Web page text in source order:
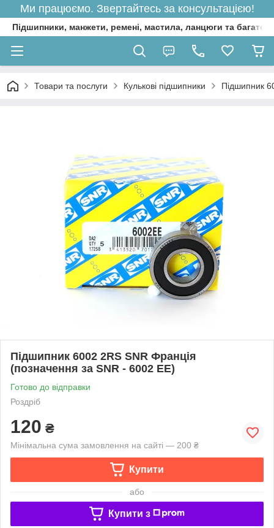
Ми працюємо. Звертайтесь за консультацією!
Підшипники, манжети, ремені, мастила, ланцюги та багато
Товари та послуги Кулькові підшипники Підшипник
Підшипник 6002 2RS SNR Франція
(позначення за SNR - 6002 EE)
Готово до відправки
Роздріб
120 ₴
Мінімальна сума замовлення на сайті — 200 ₴
Купити
або
Купити з